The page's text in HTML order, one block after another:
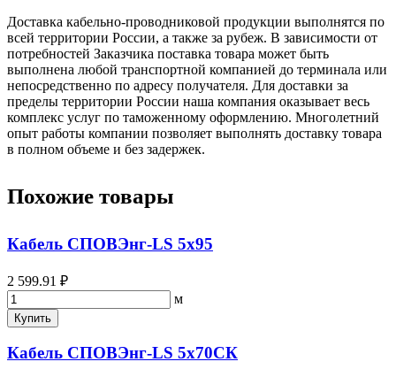
Доставка кабельно-проводниковой продукции выполнятся по
всей территории России, а также за рубеж. В зависимости от
потребностей Заказчика поставка товара может быть
выполнена любой транспортной компанией до терминала или
непосредственно по адресу получателя. Для доставки за
пределы территории России наша компания оказывает весь
комплекс услуг по таможенному оформлению. Многолетний
опыт работы компании позволяет выполнять доставку товара
в полном объеме и без задержек.
Похожие товары
Кабель СПОВЭнг-LS 5х95
2 599.91 ₽
м
Купить
Кабель СПОВЭнг-LS 5х70СК